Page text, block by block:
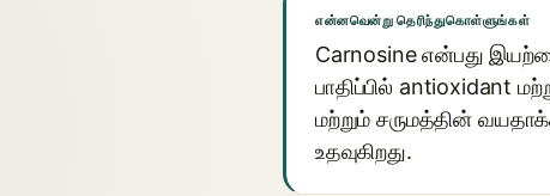
என்னவென்று தெரிந்துகொள்ளுங்கள்
Carnosine என்பது
பாதிப்பில் antioxidant
மற்றும் சருமத்தின்
உதவுகிறது.